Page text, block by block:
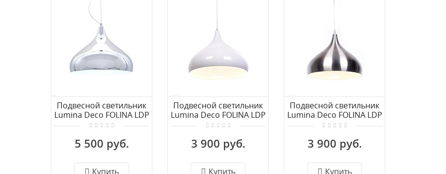
Подвесной светильник
Lumina Deco FOLINA LDP
7558 CHR
5 500 руб.
Купить
Подвесной светильник
Lumina Deco FOLINA LDP
7558 WT
3 900 руб.
Купить
Подвесной светильник
Lumina Deco FOLINA LDP
7558-1 SL
3 900 руб.
Купить